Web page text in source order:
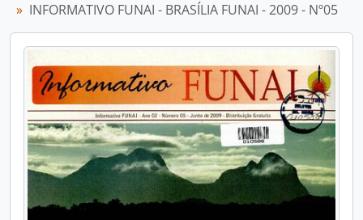
INFORMATIVO FUNAI - BRASÍLIA FUNAI - 2009 - Nº05